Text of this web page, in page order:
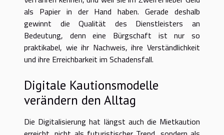
als Papier in der Hand haben. Gerade deshalb
gewinnt die Qualität des Dienstleisters an
Bedeutung, denn eine Bürgschaft ist nur so
praktikabel, wie ihr Nachweis, ihre Verständlichkeit
und ihre Erreichbarkeit im Schadensfall.
Digitale Kautionsmodelle
verändern den Alltag
Die Digitalisierung hat längst auch die Mietkaution